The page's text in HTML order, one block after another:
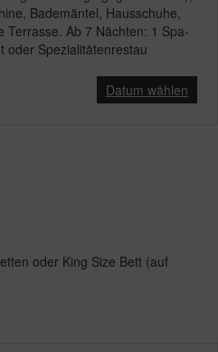
Bademäntel, Hausschuhe,
Terrasse. Ab 7 Nächten: 1 Spa-
oder Spezialitätenrestau
Datum wählen
oder King Size Bett (auf